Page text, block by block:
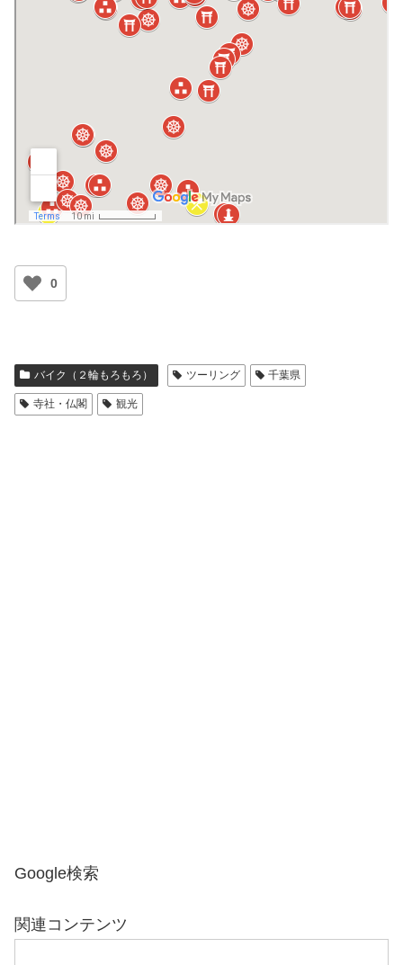
0
バイク（２輪もろもろ） ツーリング 千葉県
寺社・仏閣 観光
Google検索
関連コンテンツ